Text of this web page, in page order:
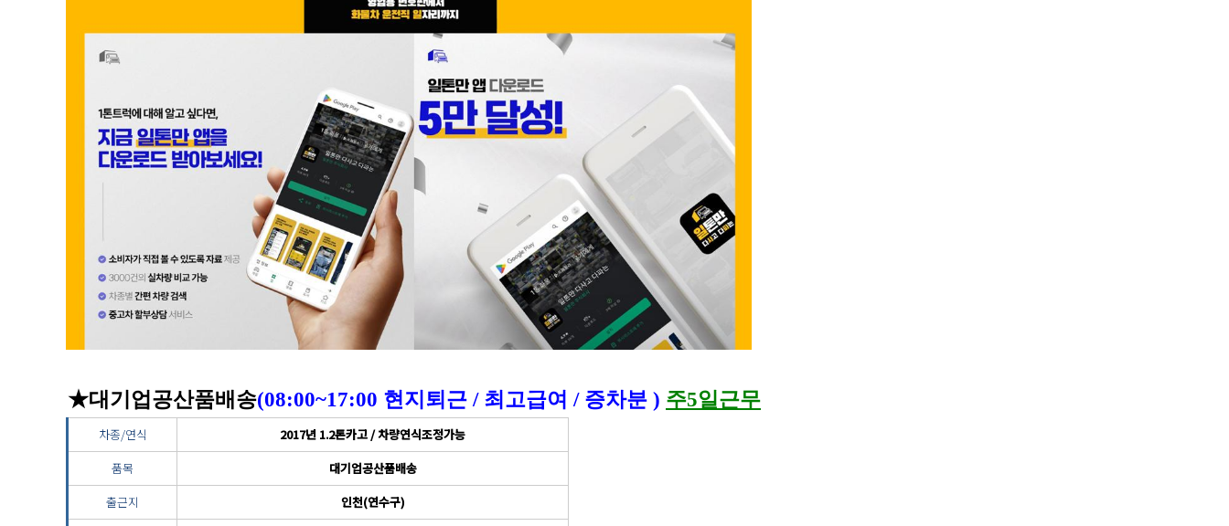
★대기업공산품배송(08:00~17:00 현지퇴근 / 최고급여 / 증차분 ) 주5일근무
차종/연식
2017년 1.2톤카고 / 차량연식조정가능
품목
대기업공산품배송
출근지
인천(연수구)